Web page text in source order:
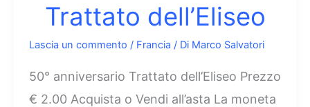
Trattato dell’Eliseo
Lascia un commento / Francia / Di Marco Salvatori
50° anniversario Trattato dell’Eliseo Prezzo
€ 2.00 Acquista o Vendi all’asta La moneta